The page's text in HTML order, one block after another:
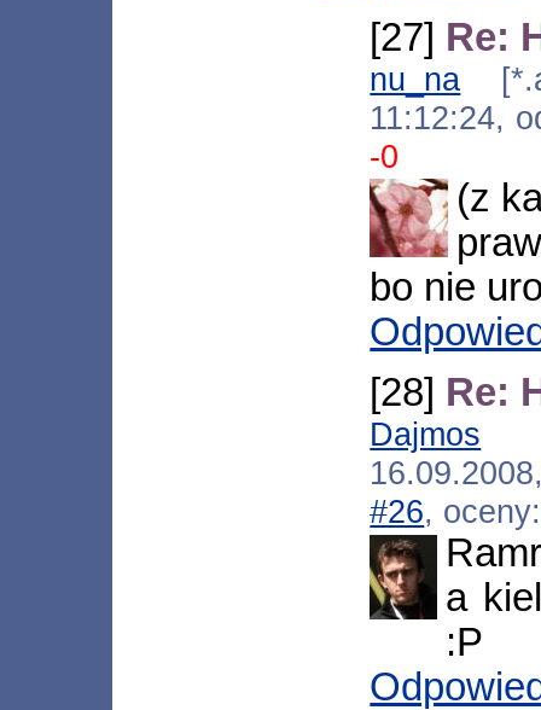
[27] Re:
nu_na
11:12:24,
-0
(z
bo nie
[28] Re:
Dajmos
#26,
a
:P